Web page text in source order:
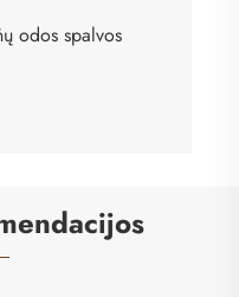
TPU lietpalčiai, oda